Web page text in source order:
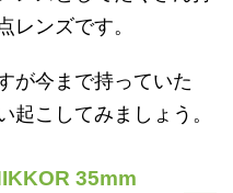
レンズです。
が今まで持っていた
こしてみましょう。
35mm